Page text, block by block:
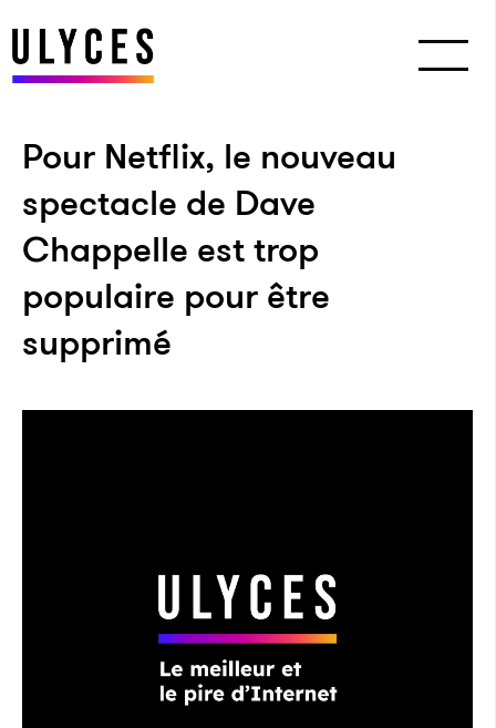
Pour Netflix, le nouveau
spectacle de Dave
Chappelle est trop
populaire pour être
supprimé